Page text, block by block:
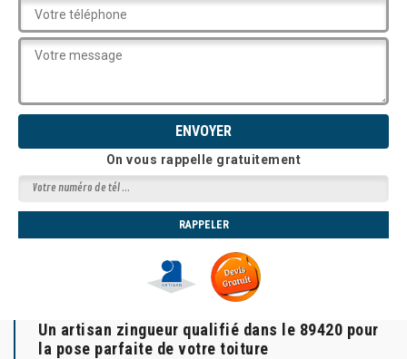
On vous rappelle gratuitement
Un artisan zingueur qualifié dans le 89420 pour
la pose parfaite de votre toiture